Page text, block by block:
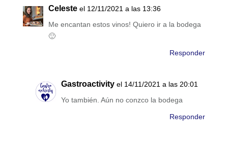
Celeste el 12/11/2021 a las 13:36
Me encantan estos vinos! Quiero ir a la bodega
🙂
Responder
Gastroactivity el 14/11/2021 a las 20:01
Yo también. Aún no conzco la bodega
Responder